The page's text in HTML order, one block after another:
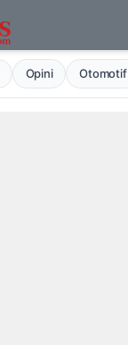
Opini Otomotif